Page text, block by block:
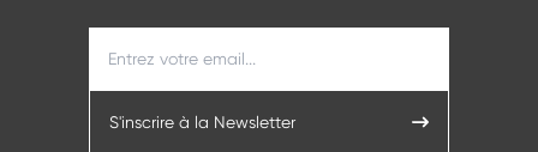
S'inscrire à la Newsletter